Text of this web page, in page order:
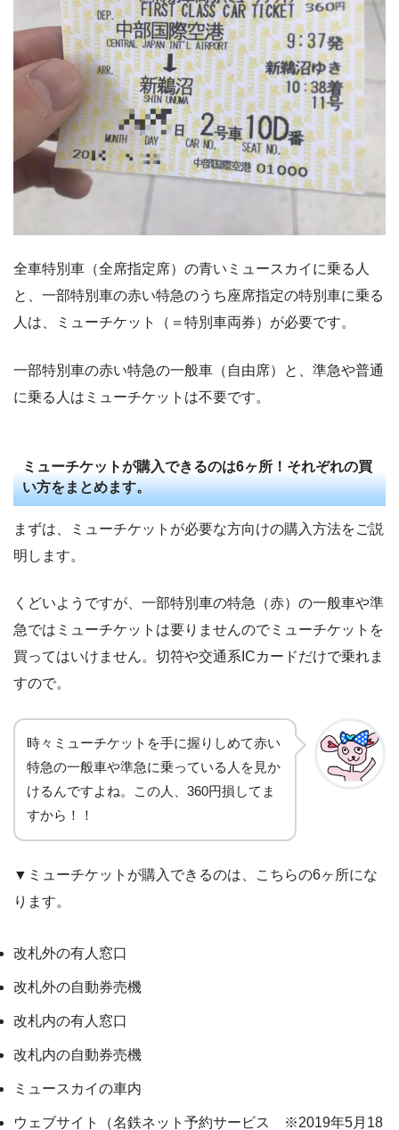
全車特別車（全席指定席）の青いミュースカイに乗る人
と、一部特別車の赤い特急のうち座席指定の特別車に乗る
人は、ミューチケット（＝特別車両券）が必要です。
一部特別車の赤い特急の一般車（自由席）と、準急や普通
に乗る人はミューチケットは不要です。
ミューチケットが購入できるのは6ヶ所！それぞれの買
い方をまとめます。
まずは、ミューチケットが必要な方向けの購入方法をご説
明します。
くどいようですが、一部特別車の特急（赤）の一般車や準
急ではミューチケットは要りませんのでミューチケットを
買ってはいけません。切符や交通系ICカードだけで乗れま
すので。
時々ミューチケットを手に握りしめて赤い
特急の一般車や準急に乗っている人を見か
けるんですよね。この人、360円損してま
すから！！
▼ミューチケットが購入できるのは、こちらの6ヶ所にな
ります。
改札外の有人窓口
改札外の自動券売機
改札内の有人窓口
改札内の自動券売機
ミュースカイの車内
ウェブサイト（名鉄ネット予約サービス ※2019年5月18